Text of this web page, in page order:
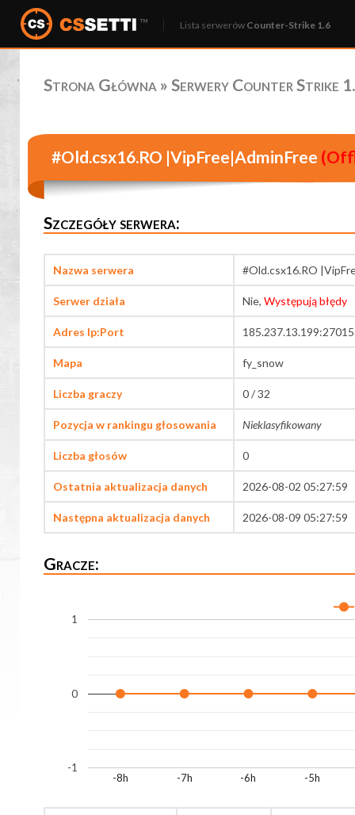
Lista serwerów Counter-Strike 1.6
Strona Główna » Serwery Counter Strike
#Old.csx16.RO |VipFree|AdminFree
Szczegóły serwera:
Nazwa serwera #Old.csx16.RO
Serwer działa Nie, Występują błędy
Adres Ip:Port 185.237.13.199:27015
Mapa fy_snow
Liczba graczy 0 / 32
Pozycja w rankingu głosowania Nieklasyfikowany
Liczba głosów 0
Ostatnia aktualizacja danych 2026-08-02 05:27:59
Następna aktualizacja danych 2026-08-09 05:27:59
Gracze:
-8h -7h -6h -5h
-1
0
1